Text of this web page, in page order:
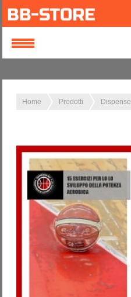
Home Prodotti Dispense
Login
Password
Ricordami
Password dimenticata?
Nome utente dimenticato?